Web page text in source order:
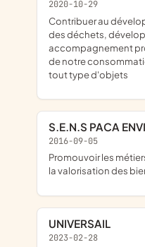
2020-10-29
contribuer au développement durable, promouvoir la réduction
des déchets,
accompagnement
de notre
tout type d'objets
S.E.N.S PACA
2016-09-05
promouvoir les métiers liés à la protection de l'environnement et à
la valorisation des
UNIVERSAIL
2023-02-28